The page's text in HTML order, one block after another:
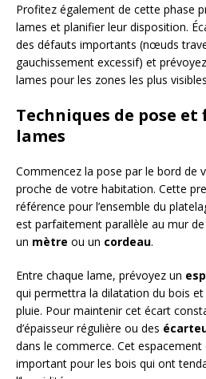
Profitez également de cette phase
lames et planifier leur disposition.
des défauts importants (nœuds
gauchissement excessif) et
lames pour les zones les plus
Techniques de pose
lames
Commencez la pose par le bord de
proche de votre habitation. Cette
référence pour l’ensemble du
est parfaitement parallèle au mur
un mètre ou un cordeau.
Entre chaque lame, prévoyez un
qui permettra la dilatation du bois et
pluie. Pour maintenir cet écart
d’épaisseur régulière ou des
dans le commerce. Cet
important pour les bois qui ont